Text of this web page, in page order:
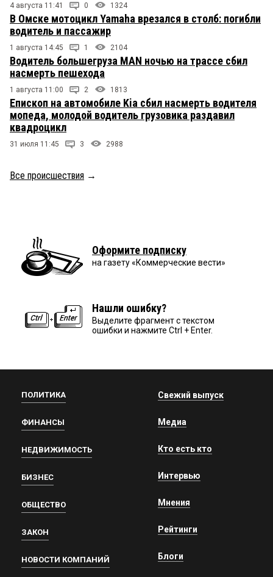
4 августа 11:41 0 1324
В Омске мотоцикл Yamaha врезался в столб: погибли
водитель и пассажир
1 августа 14:45 1 2104
Водитель большегруза MAN ночью на трассе сбил
насмерть пешехода
1 августа 11:00 2 1813
Епископ на автомобиле Kia сбил насмерть водителя
мопеда, молодой водитель грузовика раздавил
квадроцикл
31 июля 11:45 3 2988
Все происшествия →
Оформите подписку
на газету «Коммерческие вести»
Нашли ошибку?
Выделите фрагмент с текстом
ошибки и нажмите Ctrl + Enter.
ПОЛИТИКА
ФИНАНСЫ
НЕДВИЖИМОСТЬ
БИЗНЕС
ОБЩЕСТВО
ЗАКОН
НОВОСТИ КОМПАНИЙ
Свежий выпуск
Медиа
Кто есть кто
Интервью
Мнения
Рейтинги
Блоги